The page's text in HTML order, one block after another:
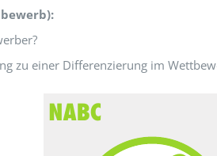
zu einer Differenzierung im